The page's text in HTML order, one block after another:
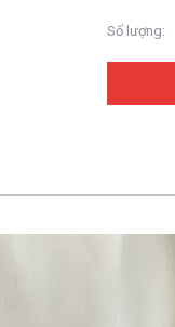
Số lượng: